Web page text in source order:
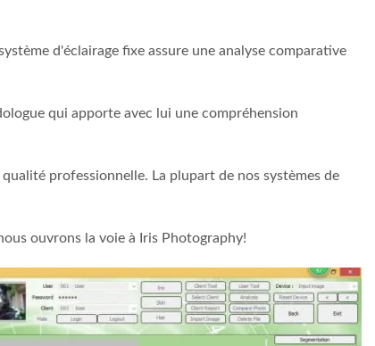
d'éclairage fixe assure une analyse comparative
qui apporte avec lui une compréhension
professionnelle. La plupart de nos systèmes de
ouvrons la voie à Iris Photography!